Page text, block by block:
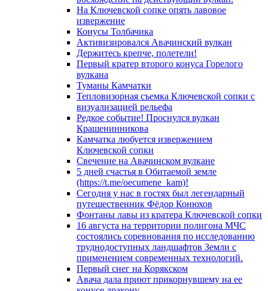
На Ключевской сопке опять лавовое
извержение
Конусы Толбачика
Активизировался Авачинский вулкан
Держитесь крепче, полетели!
Первый кратер второго конуса Горелого
вулкана
Туманы Камчатки
Тепловизорная съемка Ключевской сопки с
визуализацией рельефа
Редкое событие! Проснулся вулкан
Крашенинникова
Камчатка любуется извержением
Ключевской сопки
Свечение на Авачинском вулкане
5 дней счастья в Обитаемой земле
(https://t.me/oecumene_kam)!
Сегодня у нас в гостях был легендарный
путешественник Фёдор Конюхов
Фонтаны лавы из кратера Ключевской сопки
16 августа на территории полигона МЧС
состоялись соревнования по исследованию
труднодоступных ландшафтов Земли с
применением современных технологий.
Первый снег на Корякском
Авача дала приют прикорнувшему на ее